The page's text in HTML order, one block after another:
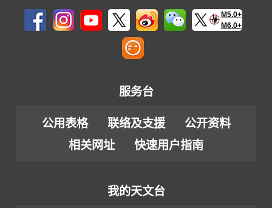
M5.0+
M6.0+
服务台
公用表格 联络及支援
公开资料
相关网址
快速用户指南
我的天文台